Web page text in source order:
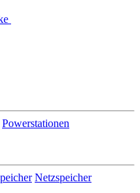
Powerstationen
Netzspeicher